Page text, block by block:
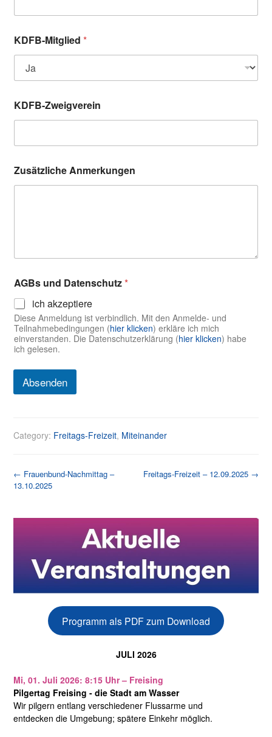
KDFB-Mitglied*
KDFB-Zweigverein
Zusätzliche Anmerkungen
o
r
-
N
a
c
h
n
AGBs und Datenschutz*
ich akzeptiere
Diese Anmeldung ist verbindlich. Mit den Anmelde- und
Teilnahmebedingungen (hier klicken) erkläre ich mich
einverstanden. Die Datenschutzerklärung (hier klicken) habe
ich gelesen.
Absenden
Category: Freitags-Freizeit, Miteinander
Post
navigation
← Frauenbund-Nachmittag –
13.10.2025
Freitags-Freizeit – 12.09.2025 →
Programm als PDF zum Download
JULI 2026
Mi, 01. Juli 2026: 8:15 Uhr – Freising
Pilgertag Freising - die Stadt am Wasser
Wir pilgern entlang verschiedener Flussarme und
entdecken die Umgebung; spätere Einkehr möglich.